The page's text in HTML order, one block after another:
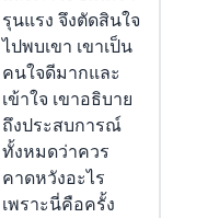
รุนแรง จึงตัดสินใจ
ไปพบเขา เขาเป็น
คนใจดีมากและ
เข้าใจ เขาอธิบาย
ถึงประสบการณ์
ทั้งหมดว่าควร
คาดหวังอะไร
เพราะนี่คือครั้ง